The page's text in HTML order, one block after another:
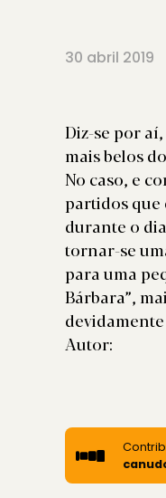
30 abril 2019
Diz-se por
mais belos
No caso, e
partidos que
durante o
tornar-se
para uma
Bárbara”,
Autor: